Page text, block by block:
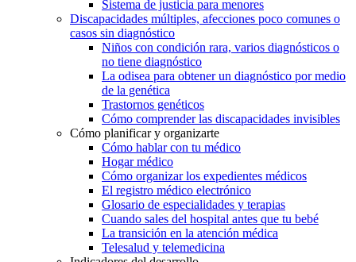
Sistema de justicia para menores
Discapacidades múltiples, afecciones poco comunes o
casos sin diagnóstico
Niños con condición rara, varios diagnósticos o
no tiene diagnóstico
La odisea para obtener un diagnóstico por medio
de la genética
Trastornos genéticos
Cómo comprender las discapacidades invisibles
Cómo planificar y organizarte
Cómo hablar con tu médico
Hogar médico
Cómo organizar los expedientes médicos
El registro médico electrónico
Glosario de especialidades y terapias
Cuando sales del hospital antes que tu bebé
La transición en la atención médica
Telesalud y telemedicina